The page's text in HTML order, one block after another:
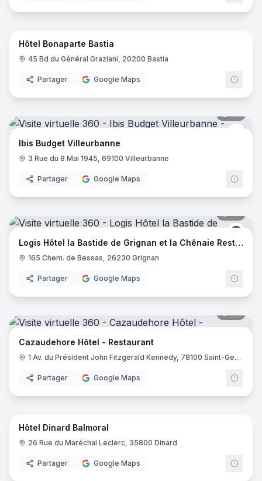
21
Hôtel Bonaparte Bastia
45 Bd du Général Graziani, 20200 Bastia
Partager Google Maps
Ibis
Ibis Budget Villeurbanne
3 Rue du 8 Mai 1945, 69100 Villeurbanne
Partager Google Maps
Logis Hôtel la Bastide de Grignan et la Chênaie Restaurant
165 Chem. de Bessas, 26230 Grignan
Partager Google Maps
Cazaudehore Hôtel - Restaurant
1 Av. du Président John Fitzgerald Kennedy, 78100 Saint-Germain-en-Laye
Partager Google Maps
17
Hôtel Dinard Balmoral
26 Rue du Maréchal Leclerc, 35800 Dinard
Partager Google Maps
29